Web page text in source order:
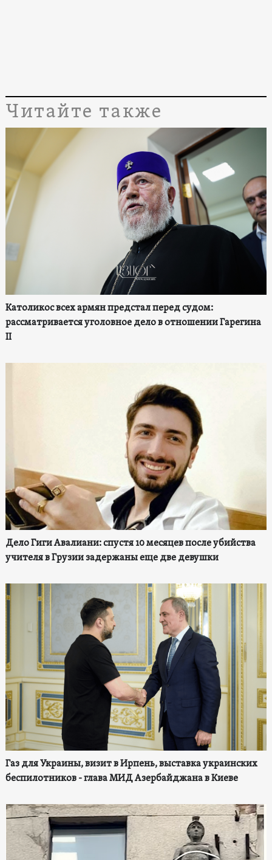
Читайте также
Католикос всех армян предстал перед судом:
рассматривается уголовное дело в отношении Гарегина
II
Дело Гиги Авалиани: спустя 10 месяцев после убийства
учителя в Грузии задержаны еще две девушки
Газ для Украины, визит в Ирпень, выставка украинских
беспилотников - глава МИД Азербайджана в Киеве